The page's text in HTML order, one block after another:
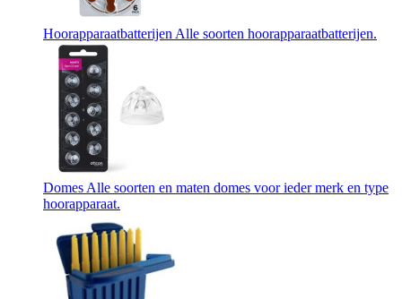
Hoorapparaatbatterijen Alle soorten hoorapparaatbatterijen.
Domes Alle soorten en maten domes voor ieder merk en type
hoorapparaat.